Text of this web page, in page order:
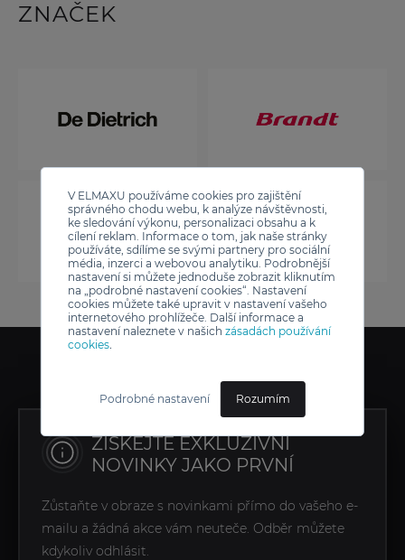
V ELMAXU používáme cookies pro zajištění
správného chodu webu, k analýze návštěvnosti,
ke sledování výkonu, personalizaci obsahu a k
cílení reklam. Informace o tom, jak naše stránky
používáte, sdílíme se svými partnery pro sociální
média, inzerci a webovou analytiku. Podrobnější
nastavení si můžete jednoduše zobrazit kliknutím
na „podrobné nastavení cookies“. Nastavení
cookies můžete také upravit v nastavení vašeho
internetového prohlížeče. Další informace a
nastavení naleznete v našich zásadách používání
cookies.
Podrobné nastavení Rozumím
ZNAČEK
ZÍSKEJTE EXKLUZIVNÍ
NOVINKY JAKO PRVNÍ
Zůstaňte v obraze s novinkami přímo do vašeho e-
mailu a žádná akce vám neuteče. Odběr můžete
kdykoliv odhlásit.